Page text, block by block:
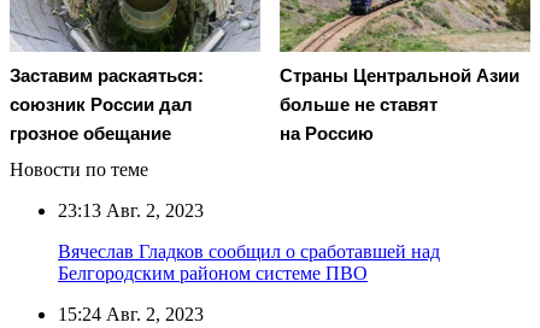
Заставим раскаяться:
союзник России дал
грозное обещание
Страны Центральной Азии
больше не ставят
на Россию
Новости по теме
23:13 Авг. 2, 2023
Вячеслав Гладков сообщил о сработавшей над
Белгородским районом системе ПВО
15:24 Авг. 2, 2023